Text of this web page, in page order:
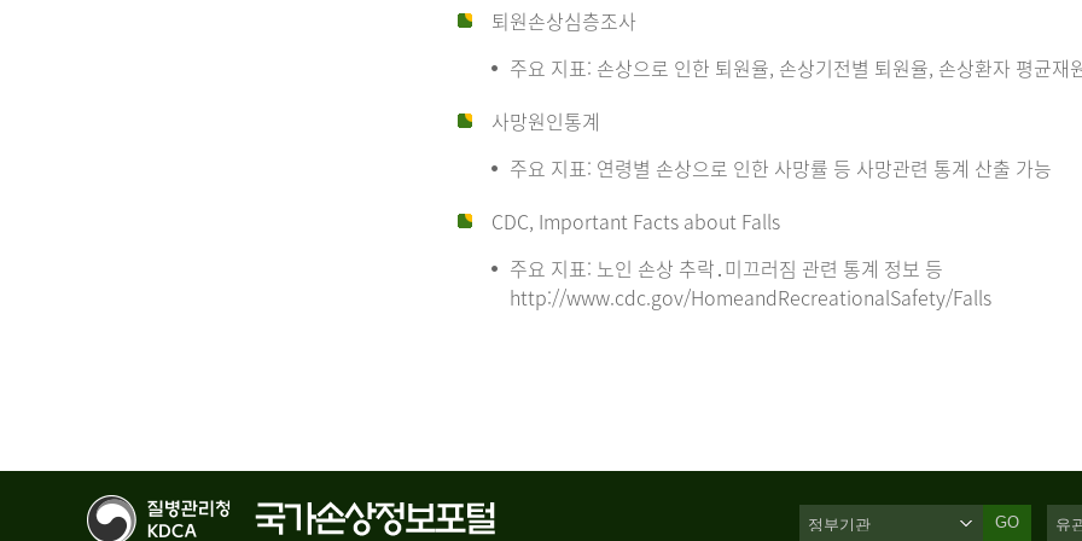
퇴원손상심층조사
주요 지표: 손상으로 인한 퇴원율, 손상기전별 퇴원율, 손상환자 평균재
사망원인통계
주요 지표: 연령별 손상으로 인한 사망률 등 사망관련 통계 산출 가능
CDC, Important Facts about Falls
주요 지표: 노인 손상 추락․미끄러짐 관련 통계 정보 등
http://www.cdc.gov/HomeandRecreationalSafety/Falls
GO